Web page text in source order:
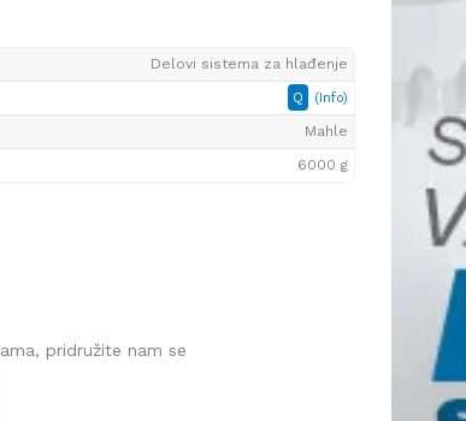
Delovi sistema za hlađenje
Q (Info)
Mahle
6000 g
pridružite nam se